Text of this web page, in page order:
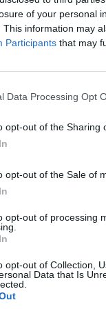
of your personal
This information may
Participants that may
Data Processing Opt
opt-out of the Sharing
opt-out of the Sale of
opt-out of processing
opt-out of Collection,
Data that Is
tutti quegli uomini
hanno mantenuto
con tanti sacrifici…